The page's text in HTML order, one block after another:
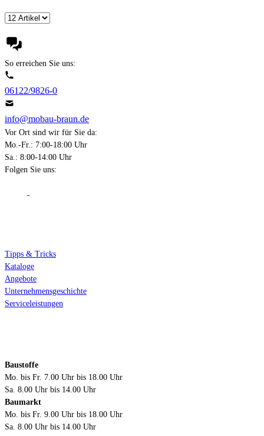
So erreichen Sie uns:
06122/9826-0
info@mobau-braun.de
Vor Ort sind wir für Sie da:
Mo.-Fr.: 7:00-18:00 Uhr
Sa.: 8:00-14:00 Uhr
Folgen Sie uns:
Tipps & Tricks
Kataloge
Angebote
Unternehmensgeschichte
Serviceleistungen
Baustoffe
Mo. bis Fr. 7.00 Uhr bis 18.00 Uhr
Sa. 8.00 Uhr bis 14.00 Uhr
Baumarkt
Mo. bis Fr. 9.00 Uhr bis 18.00 Uhr
Sa. 8.00 Uhr bis 14.00 Uhr